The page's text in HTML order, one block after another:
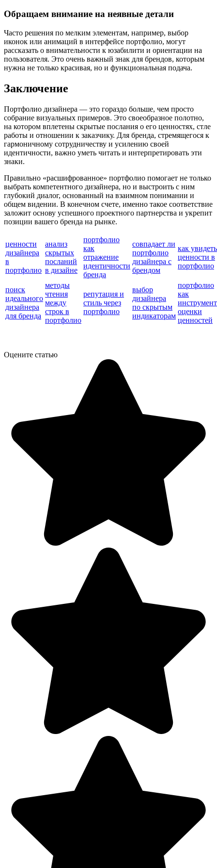
Обращаем внимание на неявные детали
Часто решения по мелким элементам, например, выбор
иконок или анимаций в интерфейсе портфолио, могут
рассказать о внимательности к юзабилити и ориентации на
пользователя. Это очень важный знак для брендов, которым
нужна не только красивая, но и функциональная подача.
Заключение
Портфолио дизайнера — это гораздо больше, чем просто
собрание визуальных примеров. Это своеобразное полотно,
на котором вплетены скрытые послания о его ценностях, стле
работы и отношении к заказчику. Для бренда, стремящегося к
гармоничному сотрудничеству и усилению своей
идентичности, важно уметь читать и интерпретировать эти
знаки.
Правильно «расшифрованное» портфолио помогает не только
выбрать компетентного дизайнера, но и выстроить с ним
глубокий диалог, основанный на взаимном понимании и
общем видении. В конечном счете, именно такое соответствие
заложит основу успешного проектного партнерства и укрепит
позиции вашего бренда на рынке.
ценности
дизайнера
в
портфолио
анализ
скрытых
посланий
в дизайне
портфолио
как
отражение
идентичности
бренда
совпадает ли
портфолио
дизайнера с
брендом
как увидеть
ценности в
портфолио
поиск
идеального
дизайнера
для бренда
методы
чтения
между
строк в
портфолио
репутация и
стиль через
портфолио
выбор
дизайнера
по скрытым
индикаторам
портфолио
как
инструмент
оценки
ценностей
Оцените статью